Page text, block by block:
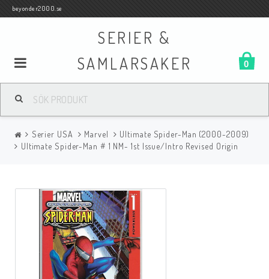
beyonder2000.se
SERIER &
SAMLARSAKER
0
Samlar- och Spelkort
Serier
Böcker
Serier USA Marvel
Ultimate Spider-Man (2000-2009)
Ultimate Spider-Man # 1 NM- 1st Issue/Intro Revised Origin